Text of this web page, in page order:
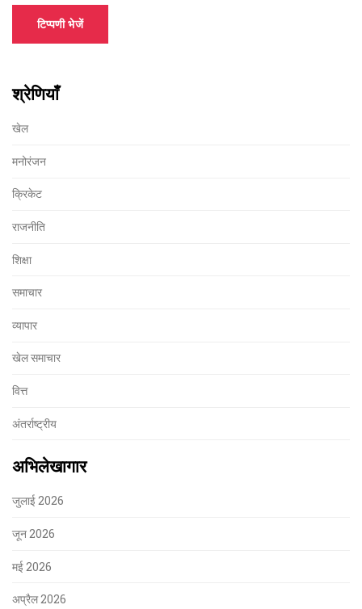
टिप्पणी भेजें
श्रेणियाँ
खेल
मनोरंजन
क्रिकेट
राजनीति
शिक्षा
समाचार
व्यापार
खेल समाचार
वित्त
अंतर्राष्ट्रीय
अभिलेखागार
जुलाई 2026
जून 2026
मई 2026
अप्रैल 2026